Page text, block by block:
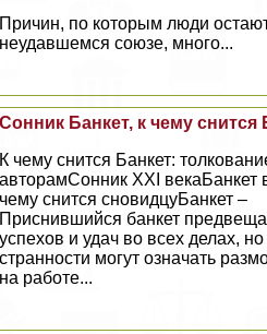
Причин, по которым люди
неудавшемся союзе, много...
Сонник Банкет, к чему снится
К чему снится Банкет:
авторамСонник XXI векаБанкет
чему снится сновидцуБанкет –
Приснившийся банкет
успехов и удач во всех делах,
странности могут означать
на работе...